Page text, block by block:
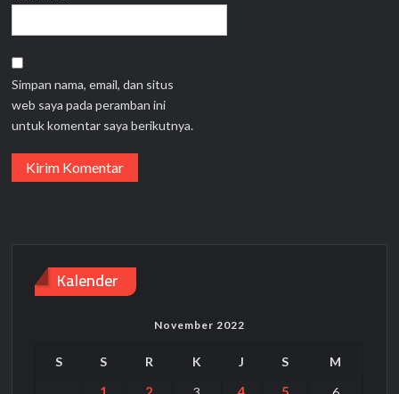
Simpan nama, email, dan situs
web saya pada peramban ini
untuk komentar saya berikutnya.
Kalender
November 2022
S S R K J S M